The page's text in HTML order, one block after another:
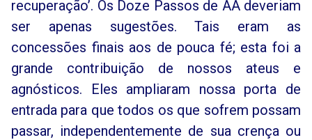
recuperação’. Os Doze Passos de AA deveriam
ser apenas sugestões. Tais eram as
concessões finais aos de pouca fé; esta foi a
grande contribuição de nossos ateus e
agnósticos. Eles ampliaram nossa porta de
entrada para que todos os que sofrem possam
passar, independentemente de sua crença ou